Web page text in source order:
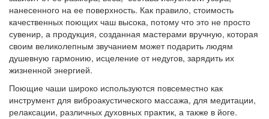
нанесенного на ее поверхность. Как правило, стоимость
качественных поющих чаш высока, потому что это не просто
сувенир, а продукция, созданная мастерами вручную, которая
своим великолепным звучанием может подарить людям
душевную гармонию, исцеление от недугов, зарядить их
жизненной энергией.
Поющие чаши широко используются повсеместно как
инструмент для виброакустического массажа, для медитации,
релаксации, различных духовных практик, а также в йоге.